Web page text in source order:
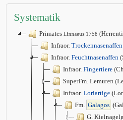
Systematik
Primates Linnaeus 1758
Infraor. Trockennasenaffen
Infraor. Feuchtnasenaffen
Infraor. Fingertiere
SuperFm. Lemuren
Infraor. Loriartige
Fm. Galagos
G.